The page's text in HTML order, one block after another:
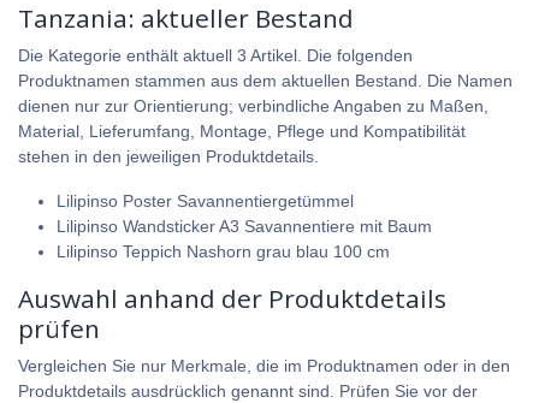
Tanzania: aktueller Bestand
Die Kategorie enthält aktuell 3 Artikel. Die folgenden
Produktnamen stammen aus dem aktuellen Bestand. Die Namen
dienen nur zur Orientierung; verbindliche Angaben zu Maßen,
Material, Lieferumfang, Montage, Pflege und Kompatibilität
stehen in den jeweiligen Produktdetails.
Lilipinso Poster Savannentiergetümmel
Lilipinso Wandsticker A3 Savannentiere mit Baum
Lilipinso Teppich Nashorn grau blau 100 cm
Auswahl anhand der Produktdetails
prüfen
Vergleichen Sie nur Merkmale, die im Produktnamen oder in den
Produktdetails ausdrücklich genannt sind. Prüfen Sie vor der